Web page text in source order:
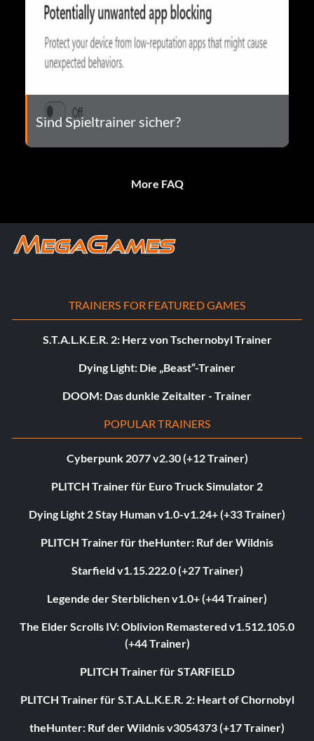
Sind Spieltrainer sicher?
More FAQ
TRAINERS FOR FEATURED GAMES
S.T.A.L.K.E.R. 2: Herz von Tschernobyl Trainer
Dying Light: Die „Beast“-Trainer
DOOM: Das dunkle Zeitalter - Trainer
POPULAR TRAINERS
Cyberpunk 2077 v2.30 (+12 Trainer)
PLITCH Trainer für Euro Truck Simulator 2
Dying Light 2 Stay Human v1.0-v1.24+ (+33 Trainer)
PLITCH Trainer für theHunter: Ruf der Wildnis
Starfield v1.15.222.0 (+27 Trainer)
Legende der Sterblichen v1.0+ (+44 Trainer)
The Elder Scrolls IV: Oblivion Remastered v1.512.105.0
(+44 Trainer)
PLITCH Trainer für STARFIELD
PLITCH Trainer für S.T.A.L.K.E.R. 2: Heart of Chornobyl
theHunter: Ruf der Wildnis v3054373 (+17 Trainer)